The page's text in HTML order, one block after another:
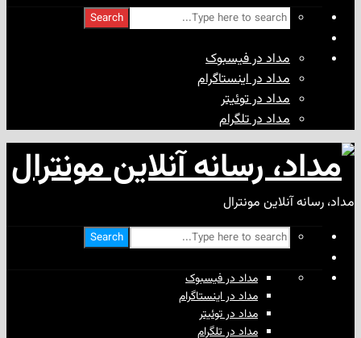
Search
مداد در فیسبوک
مداد در اینستاگرام
مداد در توئیتر
مداد در تلگرام
مونترال
Search
مداد در فیسبوک
مداد در اینستاگرام
مداد در توئیتر
مداد در تلگرام